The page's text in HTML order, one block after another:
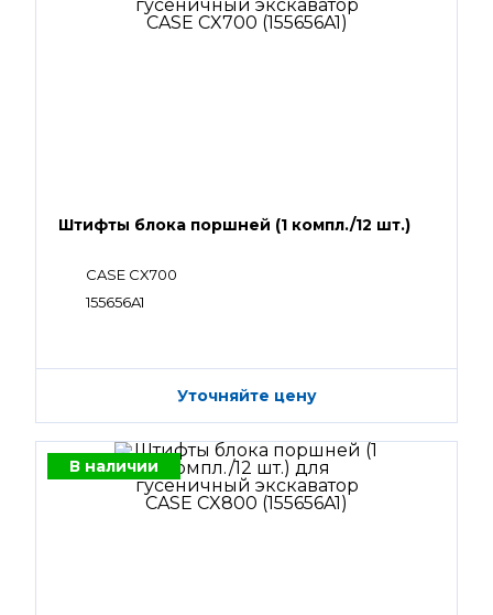
Штифты блока поршней (1 компл./12 шт.)
CASE CX700
155656A1
Уточняйте цену
В наличии